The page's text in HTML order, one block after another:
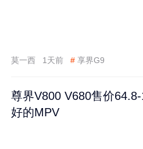
莫一西 1天前 # 享界G9
尊界V800 V680售价
好的MPV